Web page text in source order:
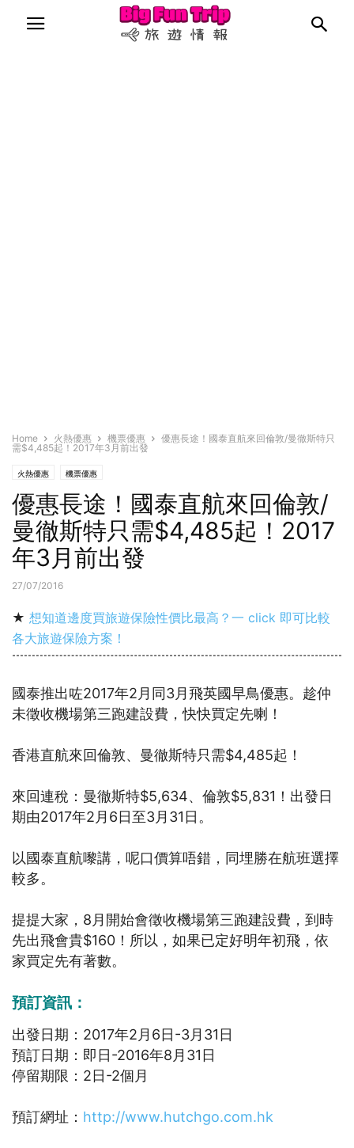
Home 火熱優惠 機票優惠
優惠長途！國泰直航來回倫敦/曼徹斯特只
需$4,485起！2017年3月前出發
火熱優惠 機票優惠
優惠長途！國泰直航來回倫敦/
曼徹斯特只需$4,485起！2017
年3月前出發
27/07/2016
★ 想知道邊度買旅遊保險性價比最高？一 click 即可比較
各大旅遊保險方案！
國泰推出咗2017年2月同3月飛英國早鳥優惠。趁仲
未徵收機場第三跑建設費，快快買定先喇！
香港直航來回倫敦、曼徹斯特只需$4,485起！
來回連稅：曼徹斯特$5,634、倫敦$5,831！出發日
期由2017年2月6日至3月31日。
以國泰直航嚟講，呢口價算唔錯，同埋勝在航班選擇
較多。
提提大家，8月開始會徵收機場第三跑建設費，到時
先出飛會貴$160！所以，如果已定好明年初飛，依
家買定先有著數。
預訂資訊：
出發日期：2017年2月6日-3月31日
預訂日期：即日-2016年8月31日
停留期限：2日-2個月
預訂網址： http://www.hutchgo.com.hk